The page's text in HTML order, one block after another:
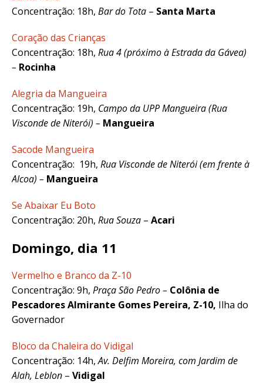
Concentração: 18h, Bar do Tota – Santa Marta
Coração das Crianças
Concentração: 18h, Rua 4 (próximo à Estrada da Gávea)
– Rocinha
Alegria da Mangueira
Concentração: 19h, Campo da UPP Mangueira (Rua
Visconde de Niterói) – Mangueira
Sacode Mangueira
Concentração: 19h, Rua Visconde de Niterói (em frente à
Alcoa) – Mangueira
Se Abaixar Eu Boto
Concentração: 20h, Rua Souza – Acari
Domingo, dia 11
Vermelho e Branco da Z-10
Concentração: 9h, Praça São Pedro – Colônia de
Pescadores Almirante Gomes Pereira, Z-10, Ilha do
Governador
Bloco da Chaleira do Vidigal
Concentração: 14h,Av. Delfim Moreira, com Jardim de
Alah, Leblon – Vidigal